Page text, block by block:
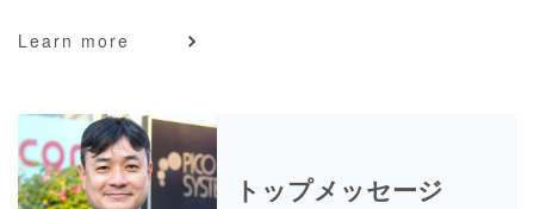
Learn more
トップメッセージ